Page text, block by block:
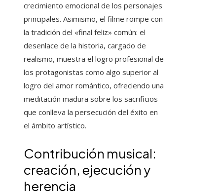
crecimiento emocional de los personajes
principales. Asimismo, el filme rompe con
la tradición del «final feliz» común: el
desenlace de la historia, cargado de
realismo, muestra el logro profesional de
los protagonistas como algo superior al
logro del amor romántico, ofreciendo una
meditación madura sobre los sacrificios
que conlleva la persecución del éxito en
el ámbito artístico.
Contribución musical:
creación, ejecución y
herencia